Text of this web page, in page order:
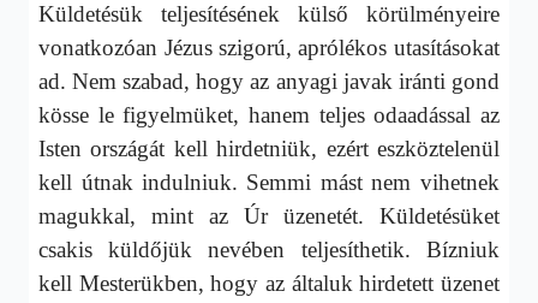
Küldetésük teljesítésének külső körülményeire
vonatkozóan Jézus szigorú, aprólékos utasításokat
ad. Nem szabad, hogy az anyagi javak iránti gond
kösse le figyelmüket, hanem teljes odaadással az
Isten országát kell hirdetniük, ezért eszköztelenül
kell útnak indulniuk. Semmi mást nem vihetnek
magukkal, mint az Úr üzenetét. Küldetésüket
csakis küldőjük nevében teljesíthetik. Bízniuk
kell Mesterükben, hogy az általuk hirdetett üzenet